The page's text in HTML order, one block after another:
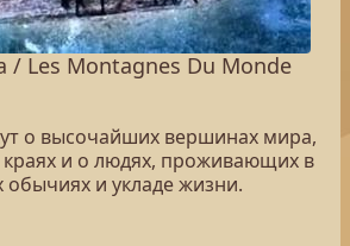
Les Montagnes Du Monde
о высочайших вершинах мира,
краях и о людях, проживающих в
обычиях и укладе жизни.